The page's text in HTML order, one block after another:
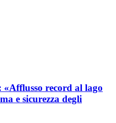
record al lago
e sicurezza degli